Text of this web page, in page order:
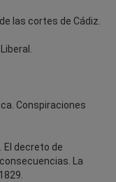
las cortes de Cádiz.
Conspiraciones
El decreto de
La